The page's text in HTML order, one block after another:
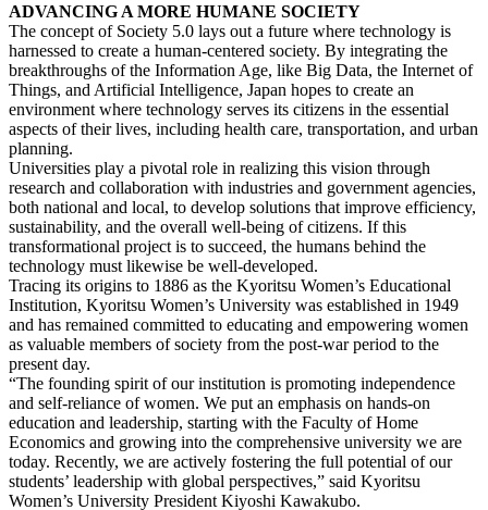
ADVANCING A MORE HUMANE SOCIETY
The concept of Society 5.0 lays out a future where technology is
harnessed to create a human-centered society. By integrating the
breakthroughs of the Information Age, like Big Data, the Internet of
Things, and Artificial Intelligence, Japan hopes to create an
environment where technology serves its citizens in the essential
aspects of their lives, including health care, transportation, and urban
planning.
Universities play a pivotal role in realizing this vision through
research and collaboration with industries and government agencies,
both national and local, to develop solutions that improve efficiency,
sustainability, and the overall well-being of citizens. If this
transformational project is to succeed, the humans behind the
technology must likewise be well-developed.
Tracing its origins to 1886 as the Kyoritsu Women’s Educational
Institution, Kyoritsu Women’s University was established in 1949
and has remained committed to educating and empowering women
as valuable members of society from the post-war period to the
present day.
“The founding spirit of our institution is promoting independence
and self-reliance of women. We put an emphasis on hands-on
education and leadership, starting with the Faculty of Home
Economics and growing into the comprehensive university we are
today. Recently, we are actively fostering the full potential of our
students’ leadership with global perspectives,” said Kyoritsu
Women’s University President Kiyoshi Kawakubo.